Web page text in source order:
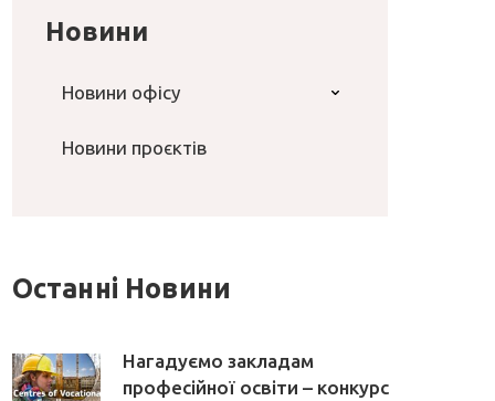
Новини
Новини офісу
Новини проєктів
Останні Новини
Нагадуємо закладам
професійної освіти – конкурс